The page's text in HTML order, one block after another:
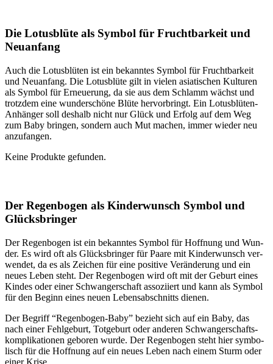
Die Lotus­blü­te als Sym­bol für Frucht­bar­keit und
Neu­an­fang
Auch die Lotus­blü­ten ist ein bekann­tes Sym­bol für Frucht­bar­keit
und Neu­an­fang. Die Lotus­blü­te gilt in vie­len asia­ti­schen Kul­tu­ren
als Sym­bol für Erneue­rung, da sie aus dem Schlamm wächst und
trotz­dem eine wun­der­schö­ne Blü­te her­vor­bringt. Ein Lotus­blü­ten-
Anhän­ger soll des­halb nicht nur Glück und Erfolg auf dem Weg
zum Baby brin­gen, son­dern auch Mut machen, immer wie­der neu
anzu­fan­gen.
Kei­ne Pro­duk­te gefun­den.
Der Regen­bo­gen als Kin­der­wunsch Sym­bol und
Glücks­brin­ger
Der Regen­bo­gen ist ein bekann­tes Sym­bol für Hoff­nung und Wun­
der. Es wird oft als Glücks­brin­ger für Paa­re mit Kin­der­wunsch ver­
wen­det, da es als Zei­chen für eine posi­ti­ve Ver­än­de­rung und ein
neu­es Leben steht. Der Regen­bo­gen wird oft mit der Geburt eines
Kin­des oder einer Schwan­ger­schaft asso­zi­iert und kann als Sym­bol
für den Beginn eines neu­en Lebens­ab­schnitts die­nen.
Der Begriff “Regen­bo­gen-Baby” bezieht sich auf ein Baby, das
nach einer Fehl­ge­burt, Tot­ge­burt oder ande­ren Schwan­ger­schafts­
kom­pli­ka­tio­nen gebo­ren wur­de. Der Regen­bo­gen steht hier sym­bo­
lisch für die Hoff­nung auf ein neu­es Leben nach einem Sturm oder
einer Kri­se.